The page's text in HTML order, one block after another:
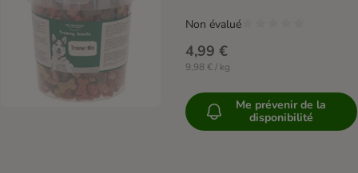
4,99 €
9,98 € / kg
Non évalué
Me prévenir de la
disponibilité